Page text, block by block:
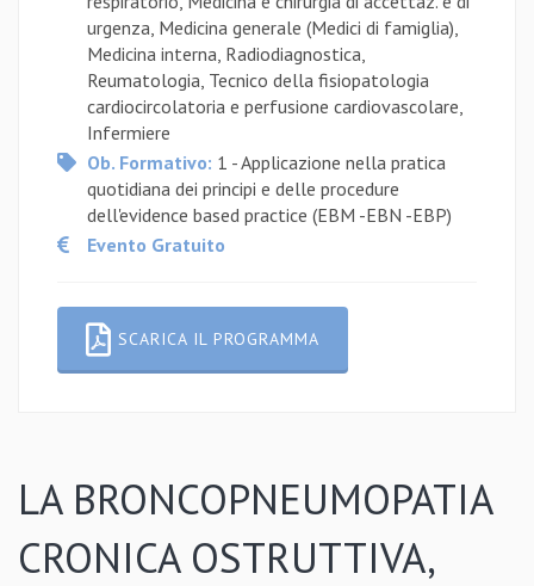
urgenza, Medicina generale (Medici di famiglia),
Medicina interna, Radiodiagnostica,
Reumatologia, Tecnico della fisiopatologia
cardiocircolatoria e perfusione cardiovascolare,
Infermiere
Ob. Formativo: 1 - Applicazione nella pratica
quotidiana dei principi e delle procedure
dell'evidence based practice (EBM -EBN -EBP)
Evento Gratuito
SCARICA IL PROGRAMMA
LA BRONCOPNEUMOPATIA
CRONICA OSTRUTTIVA,